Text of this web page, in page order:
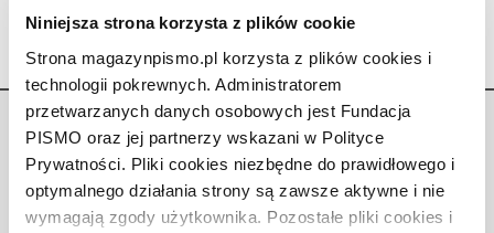
Niniejsza strona korzysta z plików cookie
Strona magazynpismo.pl korzysta z plików cookies i
technologii pokrewnych. Administratorem
przetwarzanych danych osobowych jest Fundacja
PISMO oraz jej partnerzy wskazani w Polityce
Prywatności. Pliki cookies niezbędne do prawidłowego i
optymalnego działania strony są zawsze aktywne i nie
wymagają zgody użytkownika. Pozostałe pliki cookies i
Copyright © Fundacja Pismo